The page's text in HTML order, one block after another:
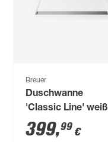
Breuer
Duschwanne
'Classic Line' weiß
90 x 90 cm
399,99 €